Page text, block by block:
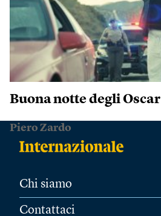
Buona notte degli Oscar
Piero Zardo
Chi siamo
Contattaci